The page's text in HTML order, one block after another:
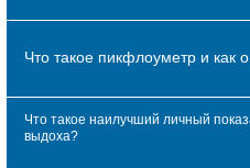
Что такое пикфлоуметр и как
Что такое наилучший личный
выдоха?